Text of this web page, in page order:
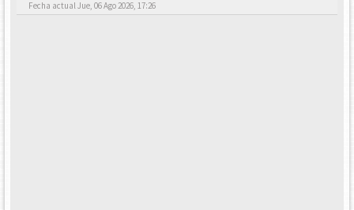
Fecha actual Jue, 06 Ago 2026, 17:26